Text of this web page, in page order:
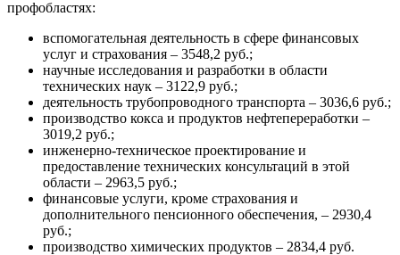
профобластях:
вспомогательная деятельность в сфере финансовых
услуг и страхования – 3548,2 руб.;
научные исследования и разработки в области
технических наук – 3122,9 руб.;
деятельность трубопроводного транспорта – 3036,6 руб.;
производство кокса и продуктов нефтепереработки –
3019,2 руб.;
инженерно-техническое проектирование и
предоставление технических консультаций в этой
области – 2963,5 руб.;
финансовые услуги, кроме страхования и
дополнительного пенсионного обеспечения, – 2930,4
руб.;
производство химических продуктов – 2834,4 руб.